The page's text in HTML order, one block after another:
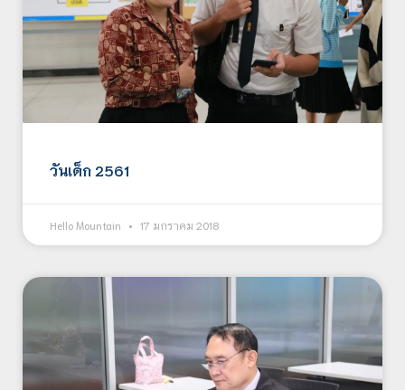
วันเด็ก 2561
Hello Mountain 17 มกราคม 2018